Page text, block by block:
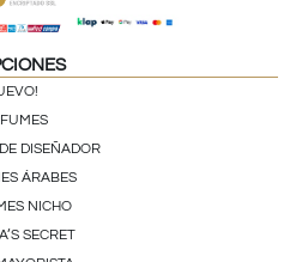
DISEÑADOR
ÁRABES
NICHO
SECRET